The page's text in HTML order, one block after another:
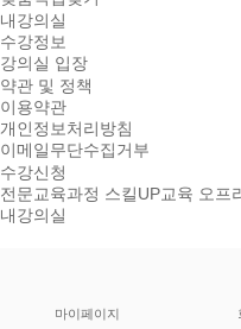
내강의실
수강정보
강의실 입장
약관 및 정책
이용약관
개인정보처리방침
이메일무단수집거부
수강신청
전문교육과정 스킬UP교육 오프
내강의실
마이페이지